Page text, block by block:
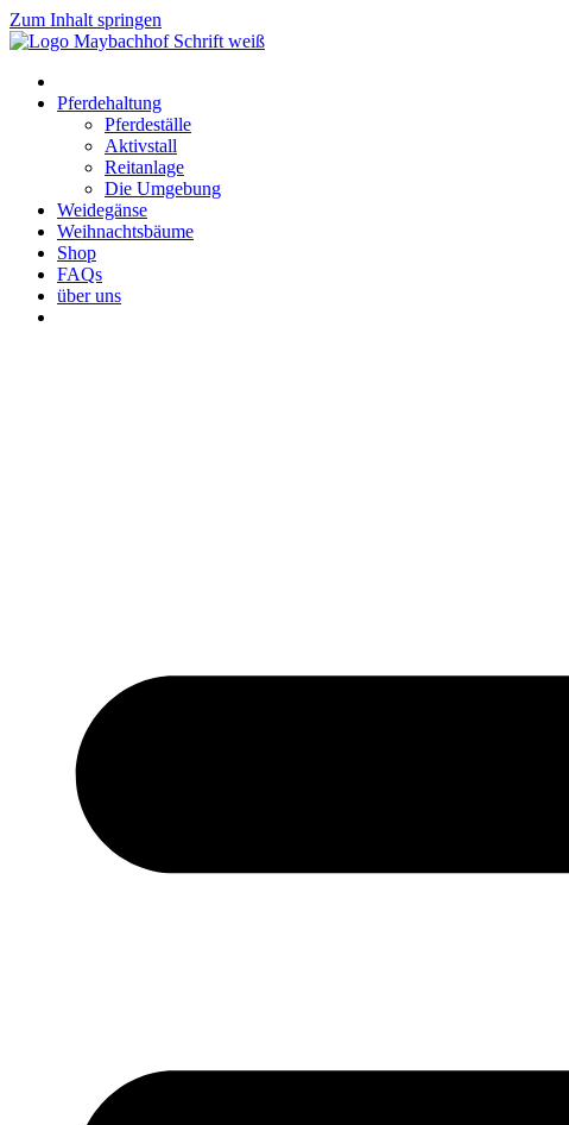
Zum Inhalt springen
Pferdehaltung
Pferdeställe
Aktivstall
Reitanlage
Die Umgebung
Weidegänse
Weihnachtsbäume
Shop
FAQs
über uns